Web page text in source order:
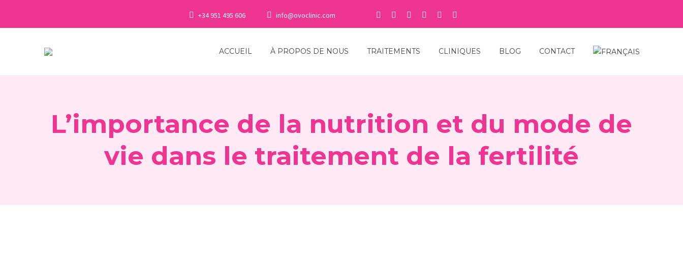
+34 951 495 606 info@ovoclinic.com
ACCUEIL À PROPOS DE NOUS TRAITEMENTS CLINIQUES BLOG CONTACT
L’importance de la nutrition et du mode de
vie dans le traitement de la fertilité